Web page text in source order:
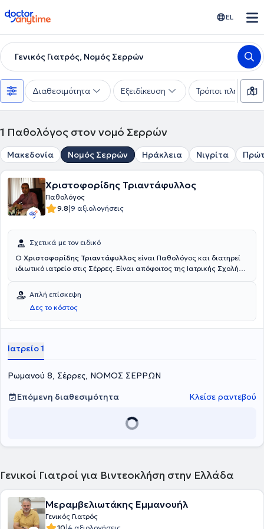
doctoranytime EL
Γενικός Γιατρός, Νομός Σερρών
Διαθεσιμότητα Εξειδίκευση Τρόποι πληρωμής
1 Παθολόγος στον νομό Σερρών
Μακεδονία Νομός Σερρών Ηράκλεια Νιγρίτα
Χριστοφορίδης Τριαντάφυλλος
Παθολόγος
9.8|9 αξιολογήσεις
Σχετικά με τον ειδικό
Ο Χριστοφορίδης Τριαντάφυλλος είναι Παθολόγος και διατηρεί
ιδιωτικό ιατρείο στις Σέρρες. Είναι απόφοιτος της Ιατρικής Σχολής
στην Παθολογία, στο Γενικό Νοσοκομείο Σερρών και στο
Πανεπιστημιακό Γενικό Νοσοκομείο Θεσσαλονίκης. Παράλληλα με
το ιδιωτικό του ιατρείο, είναι υπεύθυνος της Μονάδας Χρόνιων
Παθήσεων της Κωστοπούλειος Στέγης. Τέλος, αποτελεί μέλος του
συνεδρίων στην Ελλάδα και το εξωτερικό.
Απλή επίσκεψη
Δες το κόστος
Ιατρείο 1
Ρωμανού 8, Σέρρες, ΝΟΜΟΣ ΣΕΡΡΩΝ
Επόμενη διαθεσιμότητα
Κλείσε ραντεβού
Γενικοί Γιατροί για Βιντεοκλήση στην Ελλάδα
Μεραμβελιωτάκης Εμμανουήλ
Γενικός Γιατρός